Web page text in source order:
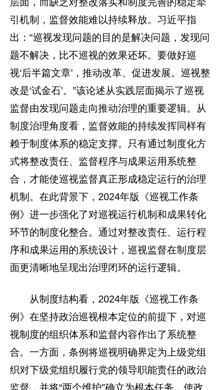
引机制，监督效能难以持续释放。习近平指
出：“巡视发现问题的目的是解决问题，发现问
题不解决，比不巡视的效果还坏。要做好巡
视‘后半篇文章’，推动改革、促进发展。巡视整
改是‘试金石’。”该论述从实践层面揭示了巡视
监督由发现问题走向推动治理的重要逻辑。从
制度治理角度看，监督效能的持续发挥同样有
赖于制度体系的稳定支撑。只有通过制度化方
式将整改责任、监督程序与成果运用系统整
合，才能使巡视监督真正形成稳定运行的治理
机制。在此背景下，2024年版《巡视工作条
例》进一步强化了对巡视运行机制和成果转化
环节的制度化整合。通过对整改责任、运行程
序和成果运用的系统设计，巡视监督在制度层
面更清晰地呈现出治理闭环的运行逻辑。
从制度结构看，2024年版《巡视工作条
例》在坚持政治巡视根本定位的前提下，对巡
视制度的组织体系和监督内容作出了系统整
合。一方面，条例将巡视明确界定为上级党组
织对下级党组织履行党的领导职能责任的政治
监督，并将“两个维护”确立为根本任务，使政